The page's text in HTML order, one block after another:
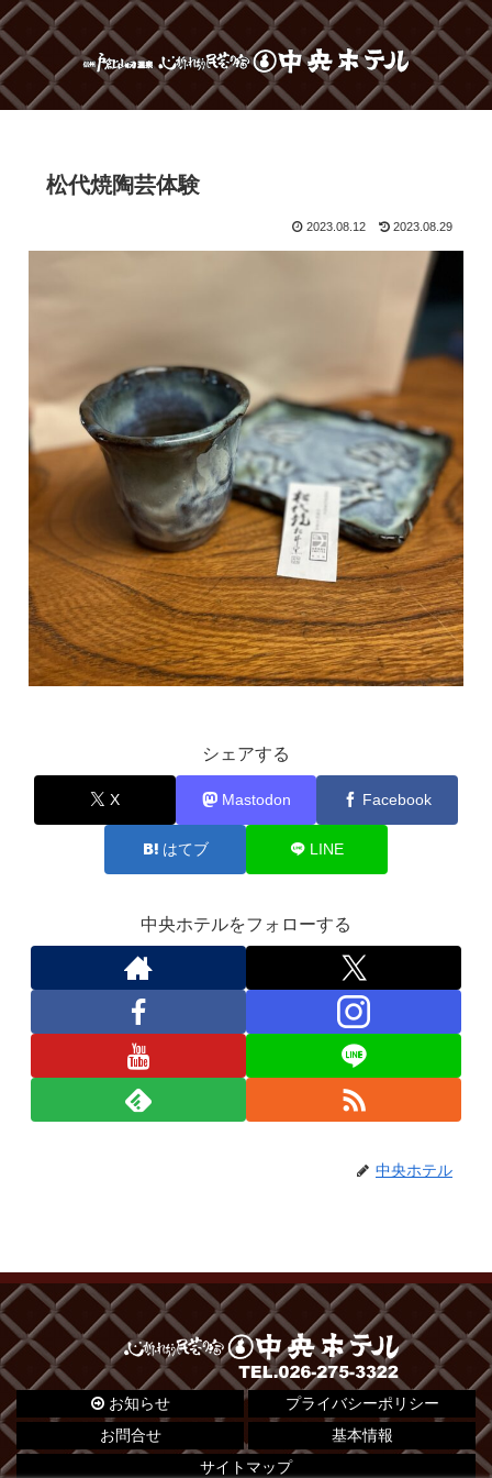
松代焼陶芸体験
2023.08.12 2023.08.29
シェアする
X Mastodon Facebook
はてブ LINE
中央ホテルをフォローする
中央ホテル
お知らせ
プライバシーポリシー
お問合せ
基本情報
サイトマップ